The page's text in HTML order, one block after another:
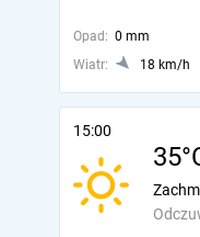
Opad: 0 mm
Wiatr:
18 km/h
15:00